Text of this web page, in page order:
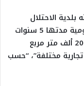
الاحتلال
منتصف عام 2020 جزءًا من مبادرة حكومية مدتها 5 سنوات
بقيمة 2.1 مليار شيقل، سيبنى على 200 ألف متر مربع
مختلفة”، “حسب